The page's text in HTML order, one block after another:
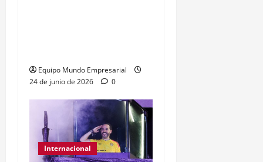
Equipo Mundo Empresarial
24 de junio de 2026
0
Internacional